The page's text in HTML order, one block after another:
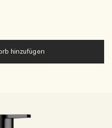
hinzufügen